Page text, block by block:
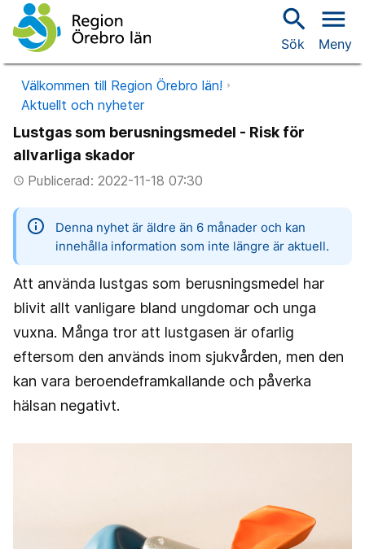
search
Sök
menu
Meny
Välkommen till Region Örebro län!
Aktuellt och nyheter
Lustgas som berusningsmedel - Risk för
allvarliga skador
access_timePublicerad: 2022-11-18 07:30
information
Denna nyhet är äldre än 6 månader och kan
innehålla information som inte längre är aktuell.
Att använda lustgas som berusningsmedel har
blivit allt vanligare bland ungdomar och unga
vuxna. Många tror att lustgasen är ofarlig
eftersom den används inom sjukvården, men den
kan vara beroendeframkallande och påverka
hälsan negativt.